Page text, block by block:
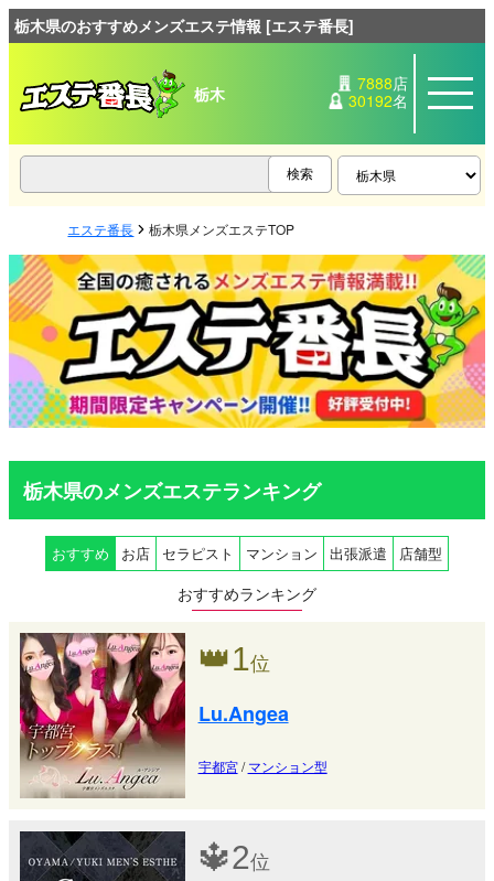
栃木県のおすすめメンズエステ情報 [エステ番長]
栃木 7888店
30192名
エステ番長 栃木県メンズエステTOP
栃木県のメンズエステランキング
おすすめ お店 セラピスト マンション 出張派遣 店舗型
おすすめランキング
👑1位
Lu.Angea
宇都宮/マンション型
🔱2位